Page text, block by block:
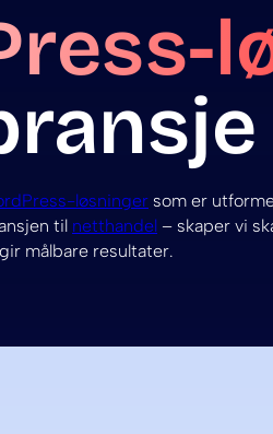
løsninger som er
til netthandel – skaper vi
målbare resultater.